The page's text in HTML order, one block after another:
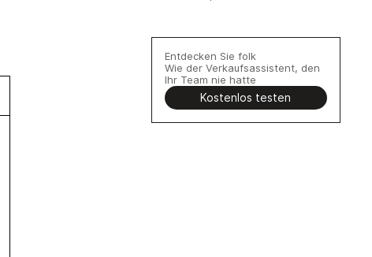
Entdecken Sie folk
Wie der Verkaufsassistent, den
Ihr Team nie hatte
Kostenlos testen